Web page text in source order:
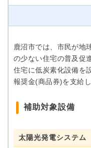
鹿沼市では、市民が地
の少ない住宅の普及促
住宅に低炭素化設備を
報奨金(商品券)を支給し
補助対象設備
太陽光発電システム